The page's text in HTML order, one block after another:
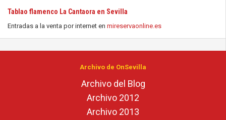
Tablao flamenco La Cantaora en Sevilla
Entradas a la venta por internet en mireservaonline.es
Archivo de OnSevilla
Archivo del Blog
Archivo 2012
Archivo 2013